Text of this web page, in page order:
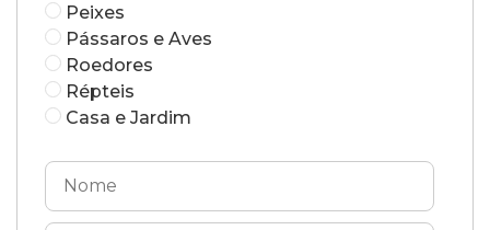
Peixes
Pássaros e Aves
Roedores
Répteis
Casa e Jardim